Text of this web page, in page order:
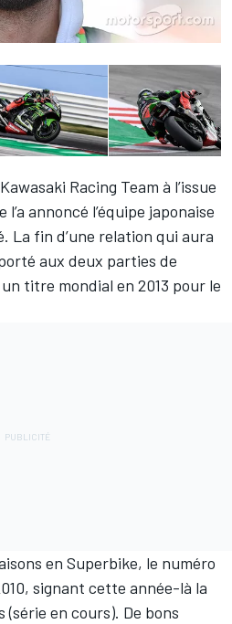
Racing Team à l’issue
l’a annoncé l’équipe japonaise
La fin d’une relation qui aura
aux deux parties de
titre mondial en 2013 pour le
en Superbike, le numéro
signant cette année-là la
(série en cours). De bons